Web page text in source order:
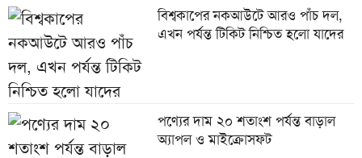
বিশ্বকাপের নকআউটে আরও পাঁচ দল,
এখন পর্যন্ত টিকিট নিশ্চিত হলো যাদের
পণ্যের দাম ২০ শতাংশ পর্যন্ত বাড়াল
অ্যাপল ও মাইক্রোসফট